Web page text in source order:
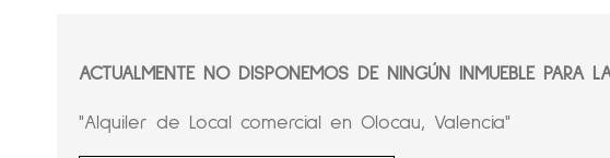
ACTUALMENTE NO DISPONEMOS DE NINGÚN INMUEBLE PARA
"Alquiler de Local comercial en Olocau, Valencia"